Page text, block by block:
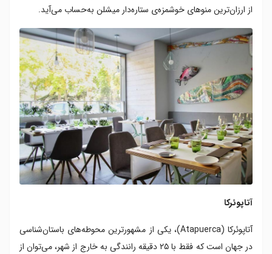
از ارزان‌ترین منوهای خوشمزه‌ی ستاره‌دار میشلن به‌حساب می‌آید.
آتاپوئرکا
آتاپوئرکا (Atapuerca)، یکی از مشهورترین محوطه‌های باستان‌شناسی
در جهان است که فقط با ۲۵ دقیقه رانندگی به خارج از شهر، می‌توان از